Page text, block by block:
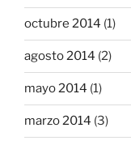
octubre 2014 (1)
agosto 2014 (2)
mayo 2014 (1)
marzo 2014 (3)